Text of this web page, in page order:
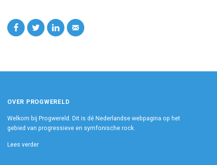
OVER PROGWERELD
Welkom bij Progwereld. Dit is dé Nederlandse webpagina op het
gebied van progressieve en symfonische rock.
Lees verder